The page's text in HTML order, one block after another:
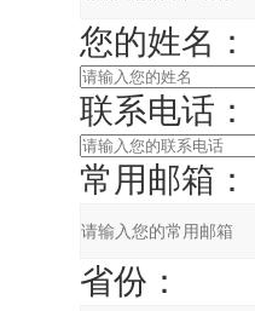
您的姓名：
联系电话：
常用邮箱：
省份：